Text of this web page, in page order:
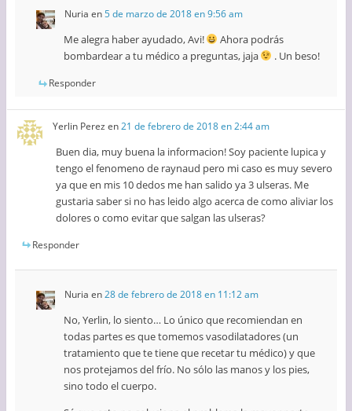
Nuria en5 de marzo de 2018 en 9:56 am
Me alegra haber ayudado, Avi!
Ahora podrás
bombardear a tu médico a preguntas, jaja
. Un beso!
Responder
Yerlin Perez en21 de febrero de 2018 en 2:44 am
Buen dia, muy buena la informacion! Soy paciente lupica y
tengo el fenomeno de raynaud pero mi caso es muy severo
ya que en mis 10 dedos me han salido ya 3 ulseras. Me
gustaria saber si no has leido algo acerca de como aliviar los
dolores o como evitar que salgan las ulseras?
Responder
Nuria en28 de febrero de 2018 en 11:12 am
No, Yerlin, lo siento… Lo único que recomiendan en
todas partes es que tomemos vasodilatadores (un
tratamiento que te tiene que recetar tu médico) y que
nos protejamos del frío. No sólo las manos y los pies,
sino todo el cuerpo.